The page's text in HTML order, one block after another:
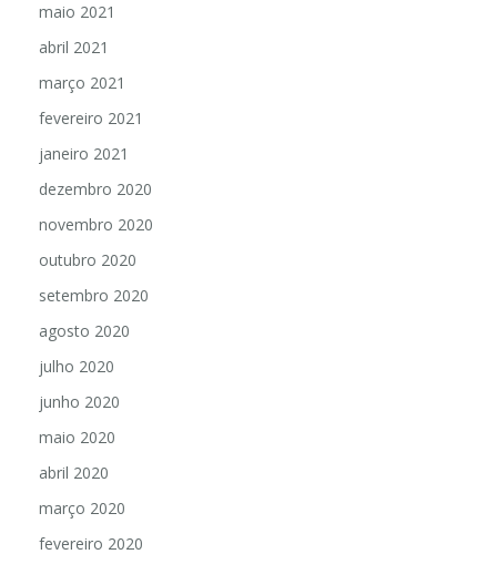
maio 2021
abril 2021
março 2021
fevereiro 2021
janeiro 2021
dezembro 2020
novembro 2020
outubro 2020
setembro 2020
agosto 2020
julho 2020
junho 2020
maio 2020
abril 2020
março 2020
fevereiro 2020